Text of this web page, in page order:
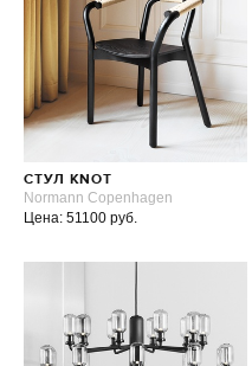
СТУЛ KNOT
Normann Copenhagen
Цена: 51100 руб.